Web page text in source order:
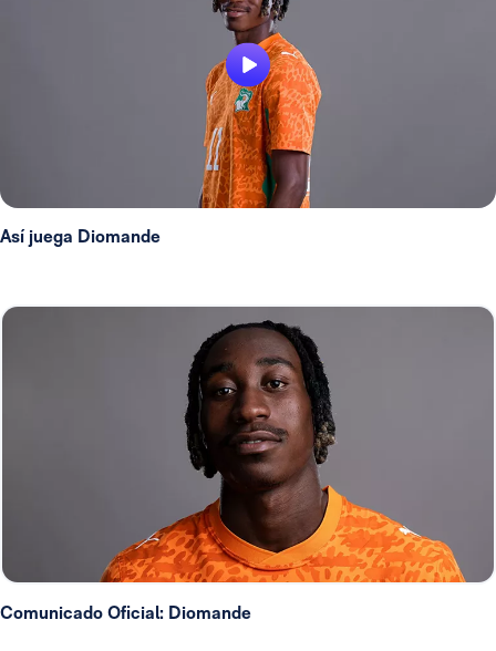
Así juega Diomande
Comunicado Oficial: Diomande